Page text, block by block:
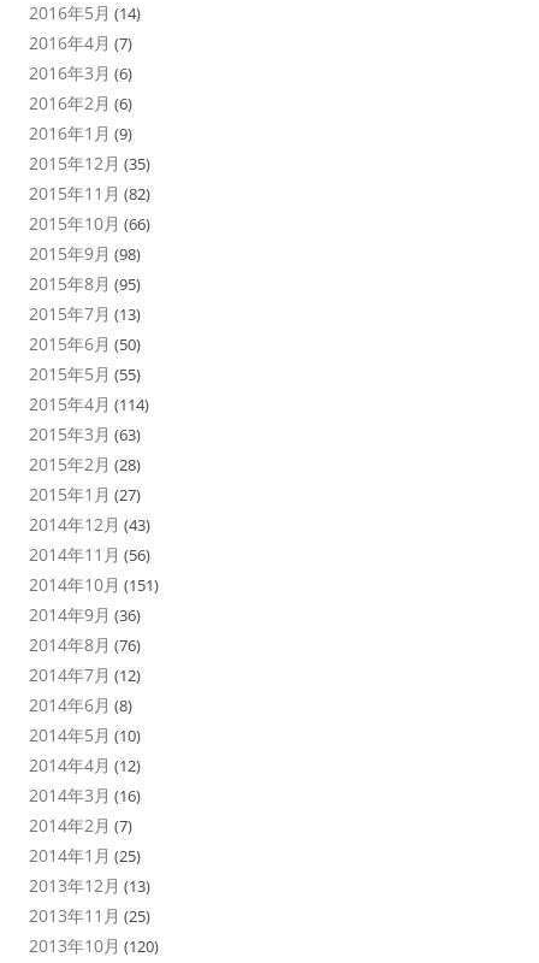
2016年5月 (14)
2016年4月 (7)
2016年3月 (6)
2016年2月 (6)
2016年1月 (9)
2015年12月 (35)
2015年11月 (82)
2015年10月 (66)
2015年9月 (98)
2015年8月 (95)
2015年7月 (13)
2015年6月 (50)
2015年5月 (55)
2015年4月 (114)
2015年3月 (63)
2015年2月 (28)
2015年1月 (27)
2014年12月 (43)
2014年11月 (56)
2014年10月 (151)
2014年9月 (36)
2014年8月 (76)
2014年7月 (12)
2014年6月 (8)
2014年5月 (10)
2014年4月 (12)
2014年3月 (16)
2014年2月 (7)
2014年1月 (25)
2013年12月 (13)
2013年11月 (25)
2013年10月 (120)